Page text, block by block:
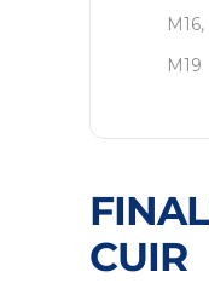
M16,
M19
CUIR